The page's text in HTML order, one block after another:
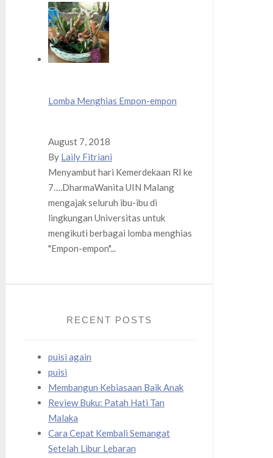
Lomba Menghias Empon-empon
August 7, 2018
By Laily Fitriani
Menyambut hari Kemerdekaan RI ke
7….DharmaWanita UIN Malang
mengajak seluruh ibu-ibu di
lingkungan Universitas untuk
mengikuti berbagai lomba menghias
"Empon-empon"...
RECENT POSTS
puisi again
puisi
Membangun Kebiasaan Baik Anak
Review Buku: Patah Hati Tan
Malaka
Cara Cepat Kembali Semangat
Setelah Libur Lebaran